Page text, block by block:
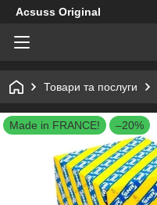
Acsuss Original
Товари та послуги
Made in FRANCE! –20%